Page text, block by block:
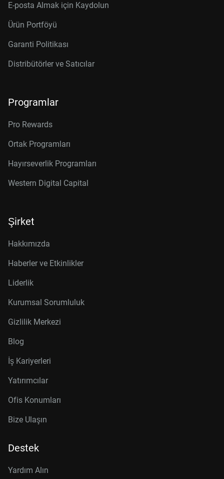
E-posta Almak için Kaydolun
Ürün Portföyü
Garanti Politikası
Distribütörler ve Satıcılar
Programlar
Pro Rewards
Ortak Programları
Hayırseverlik Programları
Western Digital Capital
Şirket
Hakkımızda
Haberler ve Etkinlikler
Liderlik
Kurumsal Sorumluluk
Gizlilik Merkezi
Blog
İş Kariyerleri
Yatırımcılar
Ofis Konumları
Bize Ulaşın
Destek
Yardım Alın